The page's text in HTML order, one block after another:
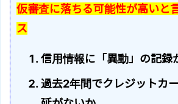
仮審査に落ちる可能性が高いと
ス
信用情報に「異動」の記録
過去2年間でクレジットカ